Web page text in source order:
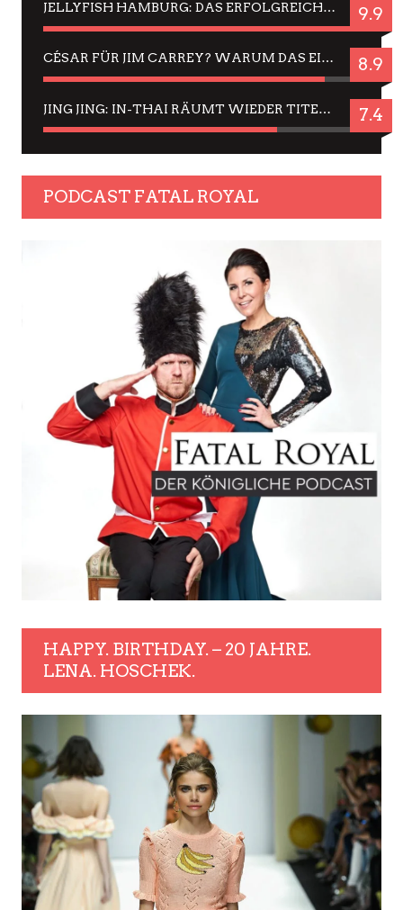
JELLYFISH HAMBURG: DAS ERFOLGREICHE SOMMER-MENÜ 2025 IN GEFÜHLEN UND BILDERN 9.9
CÉSAR FÜR JIM CARREY? WARUM DAS EINER DER NERVIGSTEN ACTORS IST UND BLEIBT 8.9
JING JING: IN-THAI RÄUMT WIEDER TITEL AB – EIN ZWEI-STUNDEN-ERLEBNISBERICHT 7.4
PODCAST FATAL ROYAL
HAPPY. BIRTHDAY. – 20 JAHRE.
LENA. HOSCHEK.